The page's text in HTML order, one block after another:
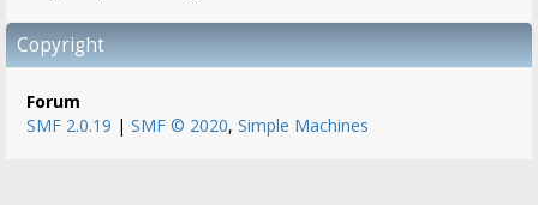
Copyright
Forum
SMF 2.0.19 | SMF © 2020, Simple Machines